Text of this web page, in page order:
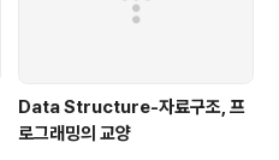
Data Structure-자료구조, 프
로그래밍의 교양